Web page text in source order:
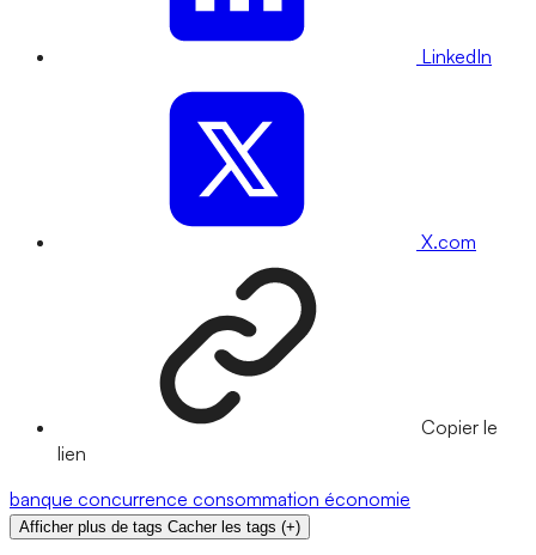
LinkedIn
X.com
Copier le
lien
banque concurrence consommation économie
Afficher plus de tags Cacher les tags (+)